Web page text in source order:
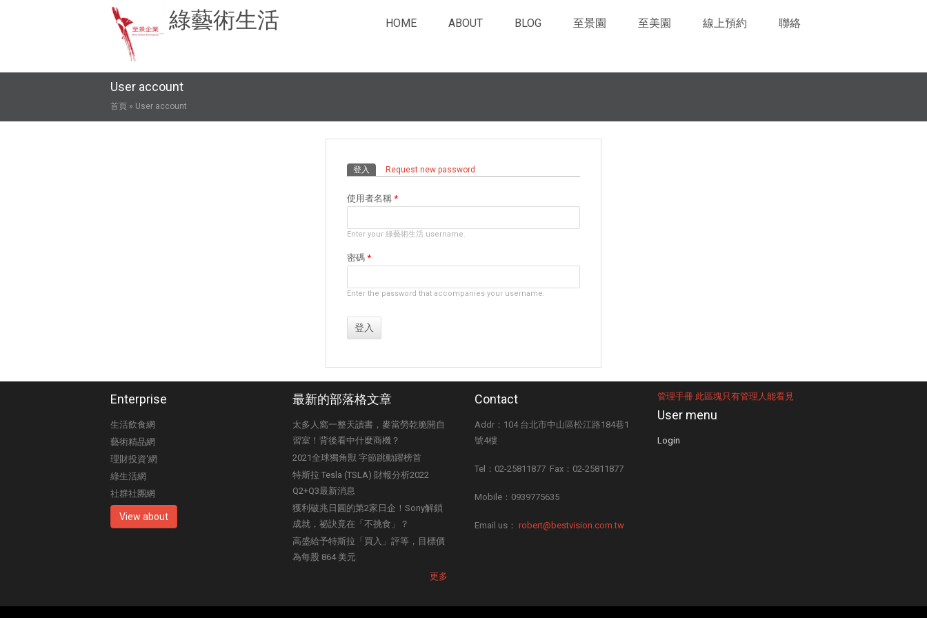
綠藝術生活 HOME ABOUT BLOG 至景園 至美園 線上預約 聯絡
User account
您在這裡
首頁 » User account
主要索引標籤
登入 (作用中頁籤)
Request new password
使用者名稱 *
Enter your 綠藝術生活 username.
密碼 *
Enter the password that accompanies your username.
Enterprise
生活飲食網
藝術精品網
理財投資'網
綠生活網
社群社團網
View about
最新的部落格文章
太多人窩一整天讀書，麥當勞乾脆開自
習室！背後看中什麼商機？
2021全球獨角獸 字節跳動躍榜首
特斯拉 Tesla (TSLA) 財報分析2022
Q2+Q3最新消息
獲利破兆日圓的第2家日企！Sony解鎖
成就，祕訣竟在「不挑食」？
高盛給予特斯拉「買入」評等，目標價
為每股 864 美元
更多
Contact
Addr：104 台北市中山區松江路184巷1
號4樓
Tel：02-25811877 Fax：02-25811877
Mobile：0939775635
Email us：robert@bestvision.com.tw
管理手冊 此區塊只有管理人能看見
User menu
Login